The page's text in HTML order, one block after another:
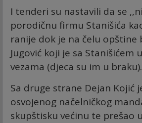
I tenderi su nastavili da se
porodičnu firmu Stanišića
ranije dok je na čelu opštine
Jugović koji je sa Stanišićem
vezama (djeca su im u braku).
Sa druge strane Dejan Kojić
osvojenog načelničkog
skupštisku većinu te prešao